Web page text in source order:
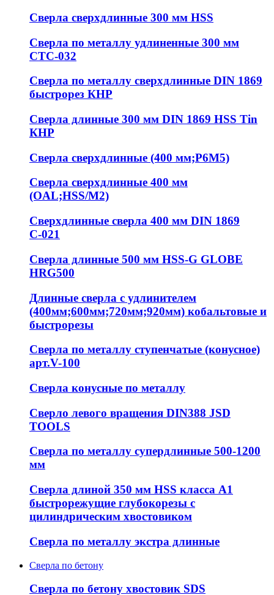
Сверла сверхдлинные 300 мм HSS
Сверла по металлу удлиненные 300 мм
СТС-032
Сверла по металлу сверхдлинные DIN 1869
быстрорез КНР
Сверла длинные 300 мм DIN 1869 HSS Tin
КНР
Сверла сверхдлинные (400 мм;Р6М5)
Сверла сверхдлинные 400 мм
(OAL;HSS/M2)
Сверхдлинные сверла 400 мм DIN 1869
С-021
Сверла длинные 500 мм HSS-G GLOBE
HRG500
Длинные сверла с удлинителем
(400мм;600мм;720мм;920мм) кобальтовые и
быстрорезы
Сверла по металлу ступенчатые (конусное)
арт.V-100
Сверла конусные по металлу
Сверло левого вращения DIN388 JSD
TOOLS
Сверла по металлу супердлинные 500-1200
мм
Сверла длиной 350 мм HSS класса А1
быстрорежущие глубокорезы с
цилиндрическим хвостовиком
Сверла по металлу экстра длинные
Сверла по бетону
Сверла по бетону хвостовик SDS